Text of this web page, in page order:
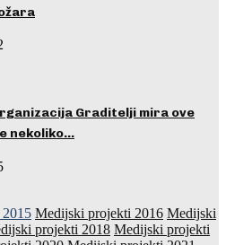
Graditelji mira ove
nekoliko…
Medijski projekti 2016 Medijski
projekti 2018 Medijski projekti